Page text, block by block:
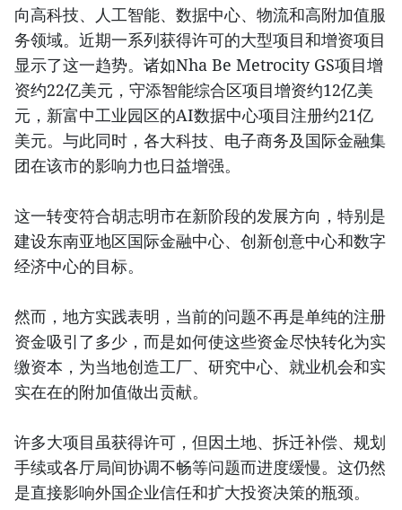
向高科技、人工智能、数据中心、物流和高附加值服
务领域。近期一系列获得许可的大型项目和增资项目
显示了这一趋势。诸如Nha Be Metrocity GS项目增
资约22亿美元，守添智能综合区项目增资约12亿美
元，新富中工业园区的AI数据中心项目注册约21亿
美元。与此同时，各大科技、电子商务及国际金融集
团在该市的影响力也日益增强。
这一转变符合胡志明市在新阶段的发展方向，特别是
建设东南亚地区国际金融中心、创新创意中心和数字
经济中心的目标。
然而，地方实践表明，当前的问题不再是单纯的注册
资金吸引了多少，而是如何使这些资金尽快转化为实
缴资本，为当地创造工厂、研究中心、就业机会和实
实在在的附加值做出贡献。
许多大项目虽获得许可，但因土地、拆迁补偿、规划
手续或各厅局间协调不畅等问题而进度缓慢。这仍然
是直接影响外国企业信任和扩大投资决策的瓶颈。